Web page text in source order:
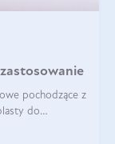
pochodzące z